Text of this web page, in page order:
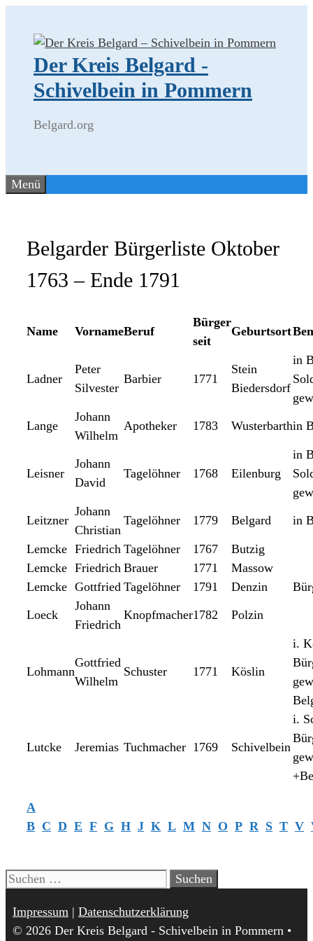
Inhalt
springen
Der Kreis Belgard -
Schivelbein in Pommern
Belgard.org
Menü
Belgarder Bürgerliste Oktober
1763 – Ende 1791
Name VornameBeruf
Bürger
seit
Geburtsort
Ladner
Peter
Silvester
Barbier 1771
Stein
Biedersdorf
in
Lange
Johann
Wilhelm
Apotheker 1783 Wusterbarthin
Leisner
Johann
David
Tagelöhner 1768 Eilenburg
in
Leitzner
Johann
Christian
Tagelöhner 1779 Belgard in
Lemcke Friedrich Tagelöhner 1767
Butzig
Lemcke Friedrich Brauer 1771
Massow
Lemcke Gottfried Tagelöhner 1791 Denzin
Loeck
Johann
Friedrich
Knopfmacher1782 Polzin
Lohmann
Gottfried
Wilhelm
Schuster 1771 Köslin
i.
Lutcke Jeremias Tuchmacher 1769 Schivelbein
i.
A
B C D E F G H J K L M N O P R S T V
Suchen
Impressum | Datenschutzerklärung
© 2026 Der Kreis Belgard - Schivelbein in Pommern •